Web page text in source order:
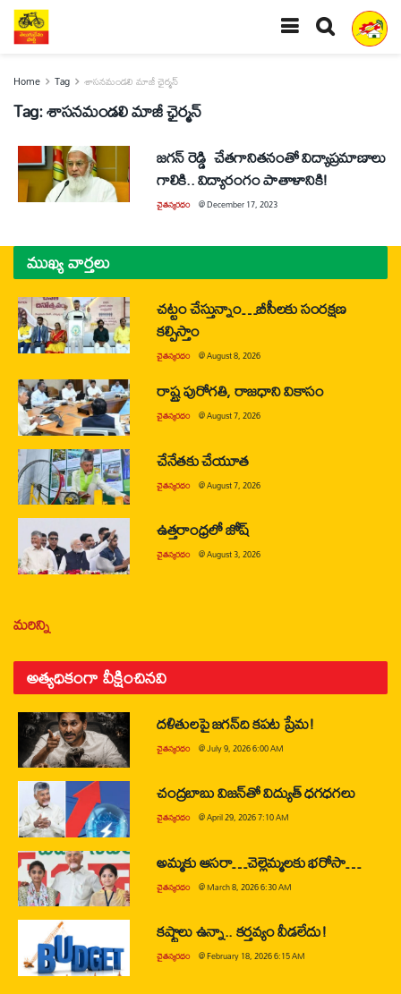
Home Tag శాసనమండలి మాజీ ఛైర్మన్‌
Tag:శాసనమండలి మాజీ ఛైర్మన్‌
జగన్‌ రెడ్డి చేతగానితనంతో విద్యాప్రమాణాలు
గాలికి.. విద్యారంగం పాతాళానికి!
చైతన్యరధం @December 17, 2023
ముఖ్య వార్తలు
చట్టం చేస్తున్నాం…బీసీలకు సంరక్షణ
కల్పిస్తాం
చైతన్యరధం @August 8, 2026
రాష్ట్ర పురోగతి, రాజధాని వికాసం
చైతన్యరధం @August 7, 2026
చేనేతకు చేయూత
చైతన్యరధం @August 7, 2026
ఉత్తరాంధ్రలో జోష్
చైతన్యరధం @August 3, 2026
మరిన్ని
అత్యధికంగా వీక్షించినవి
దళితులపై జగన్‌ది కపట ప్రేమ!
చైతన్యరధం @July 9, 2026 6:00 AM
చంద్రబాబు విజన్‌తో విద్యుత్ ధగధగలు
చైతన్యరధం @April 29, 2026 7:10 AM
అమ్మకు ఆసరా…చెల్లెమ్మలకు భరోసా…
చైతన్యరధం @March 8, 2026 6:30 AM
కష్టాలు ఉన్నా.. కర్తవ్యం వీడలేదు!
చైతన్యరధం @February 18, 2026 6:15 AM